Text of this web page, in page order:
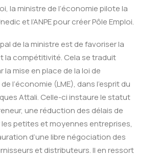
la ministre de l’économie pilote la
et l’ANPE pour créer Pôle Emploi.
de la ministre est de favoriser la
la compétitivité. Cela se traduit
mise en place de la loi de
l’économie (LME), dans l’esprit du
Attali. Celle-ci instaure le statut
une réduction des délais de
petites et moyennes entreprises,
d’une libre négociation des
et distributeurs. Il en ressort